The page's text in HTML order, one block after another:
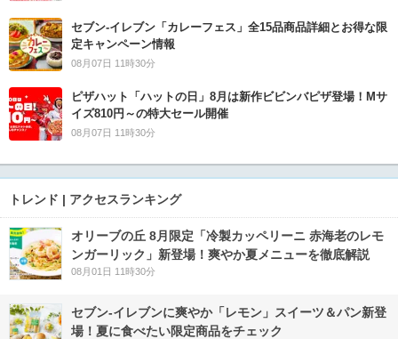
セブン‐イレブン「カレーフェス」全15品商品詳細とお得な限
定キャンペーン情報
08月07日 11時30分
ピザハット「ハットの日」8月は新作ビビンバピザ登場！Mサ
イズ810円～の特大セール開催
08月07日 11時30分
トレンド | アクセスランキング
オリーブの丘 8月限定「冷製カッペリーニ 赤海老のレモ
ンガーリック」新登場！爽やか夏メニューを徹底解説
08月01日 11時30分
セブン‐イレブンに爽やか「レモン」スイーツ＆パン新登
場！夏に食べたい限定商品をチェック